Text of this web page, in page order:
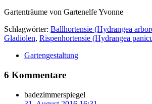
Gartenträume von Gartenelfe Yvonne
Schlagwörter: Ballhortensie (Hydrangea
Gladiolen, Rispenhortensie (Hydrangea
Gartengestaltung
6 Kommentare
badezimmerspiegel